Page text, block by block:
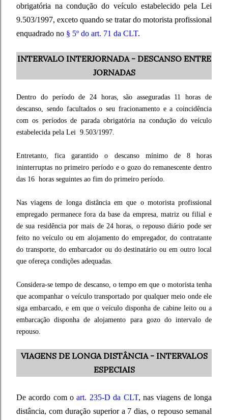
obrigatória na condução do veículo estabelecido pela Lei
9.503/1997, exceto quando se tratar do motorista profissional
enquadrado no § 5º do art. 71 da CLT.
INTERVALO INTERJORNADA - DESCANSO ENTRE
JORNADAS
Dentro do período de 24 horas, são asseguradas 11 horas de
descanso, sendo facultados o seu fracionamento e a coincidência
com os períodos de parada obrigatória na condução do veículo
estabelecida pela Lei 9.503/1997.
Entretanto, fica garantido o descanso mínimo de 8 horas
ininterruptas no primeiro período e o gozo do remanescente dentro
das 16 horas seguintes ao fim do primeiro período.
Nas viagens de longa distância em que o motorista profissional
empregado permanece fora da base da empresa, matriz ou filial e
de sua residência por mais de 24 horas, o repouso diário pode ser
feito no veículo ou em alojamento do empregador, do contratante
do transporte, do embarcador ou do destinatário ou em outro local
que ofereça condições adequadas.
Considera-se tempo de descanso, o tempo em que o motorista tenha
que acompanhar o veículo transportado por qualquer meio onde ele
siga embarcado, e em que o veículo disponha de cabine leito ou a
embarcação disponha de alojamento para gozo do intervalo de
repouso.
VIAGENS DE LONGA DISTÂNCIA - INTERVALOS
ESPECIAIS
De acordo com o art. 235-D da CLT, nas viagens de longa
distância, com duração superior a 7 dias, o repouso semanal